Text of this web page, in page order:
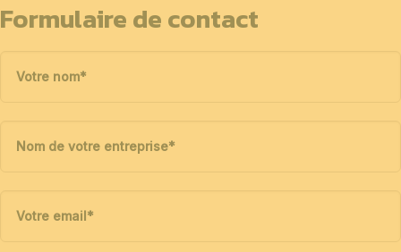
Formulaire de contact
Votre nom*
Nom de votre entreprise*
Votre email*